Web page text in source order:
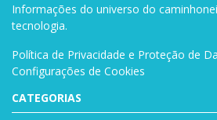
Informações do universo do
tecnologia.
Política de Privacidade e Proteção de
Configurações de Cookies
CATEGORIAS